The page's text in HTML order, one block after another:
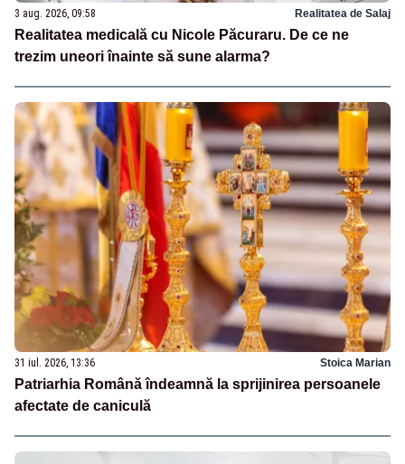
3 aug. 2026, 09:58 Realitatea de Salaj
Realitatea medicală cu Nicole Păcuraru. De ce ne
trezim uneori înainte să sune alarma?
31 iul. 2026, 13:36 Stoica Marian
Patriarhia Română îndeamnă la sprijinirea persoanele
afectate de caniculă